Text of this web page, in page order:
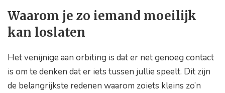
Waarom je zo iemand moeilijk
kan loslaten
Het venijnige aan orbiting is dat er net genoeg contact
is om te denken dat er iets tussen jullie speelt. Dit zijn
de belangrijkste redenen waarom zoiets kleins zo’n